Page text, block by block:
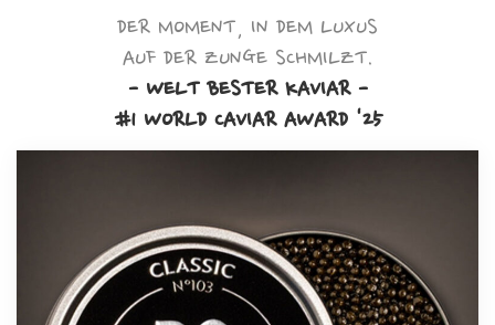
DER MOMENT, IN DEM LUXUS
AUF DER ZUNGE SCHMILZT.
- WELT BESTER KAVIAR -
#1 WORLD CAVIAR AWARD '25